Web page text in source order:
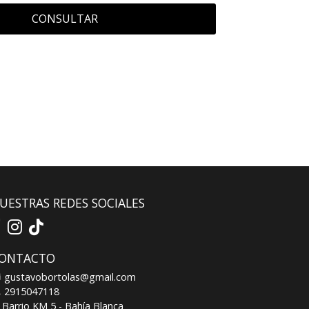
CONSULTAR
REDES SOCIALES
gustavobortolas@gmail.com
2915047118
Barrio KM 5 - Bahía Blanca